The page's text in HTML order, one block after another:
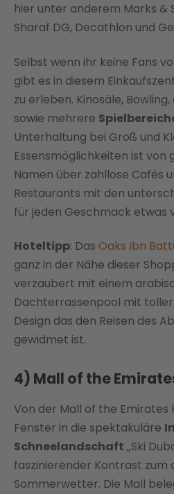
hier unter anderem Marks &
Sharaf DG, Decathlon und
Selbst wenn ihr keine Fans
gibt es in diesem
zu erleben. Kinosäle,
sowie mehrere
Unterhaltung bei Groß und
Essensmöglichkeiten ist von
Namen über zahllose Cafés
Restaurants mit den
für jeden Geschmack etwas
Hoteltipp: Das Oaks Ibn
ganz in der Nähe dieser
verzaubert mit einem
Dachterrassenpool mit toller
Design das den Reisen des
gewidmet ist.
4) Mall of the
Von der Mall of the Emirates
Fenster in die spektakuläre
Schneelandschaft „Ski
faszinierender Kontrast zum
Sommerwetter. Die Mall